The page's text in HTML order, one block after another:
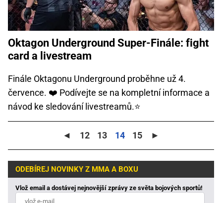
Oktagon Underground Super-Finále: fight
card a livestream
Finále Oktagonu Underground proběhne už 4.
července. ❤️ Podívejte se na kompletní informace a
návod ke sledování livestreamů.⭐
◄ 12 13 14 15 ►
ODEBÍREJ NOVINKY Z MMA A BOXU
Vlož email a dostávej nejnovější zprávy ze světa bojových sportů!